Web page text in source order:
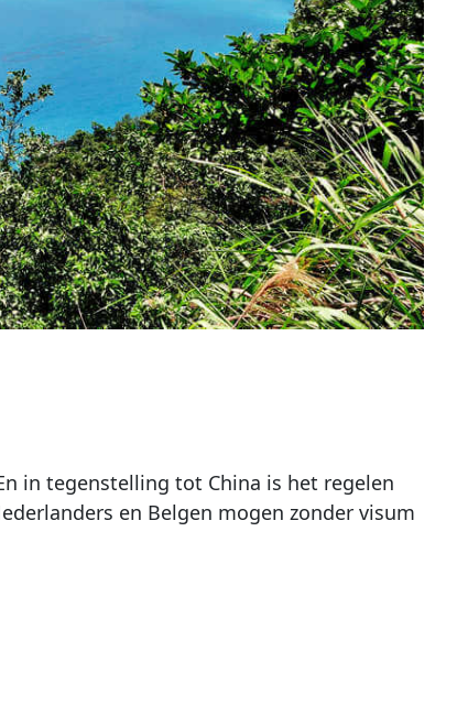
in tegenstelling tot China is het regelen
en Belgen mogen zonder visum